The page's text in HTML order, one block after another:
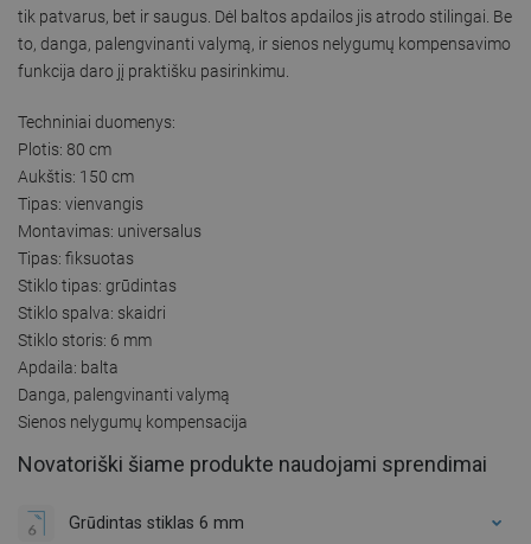
tik patvarus, bet ir saugus. Dėl baltos apdailos jis atrodo stilingai. Be
to, danga, palengvinanti valymą, ir sienos nelygumų kompensavimo
funkcija daro jį praktišku pasirinkimu.
Techniniai duomenys:
Plotis: 80 cm
Aukštis: 150 cm
Tipas: vienvangis
Montavimas: universalus
Tipas: fiksuotas
Stiklo tipas: grūdintas
Stiklo spalva: skaidri
Stiklo storis: 6 mm
Apdaila: balta
Danga, palengvinanti valymą
Sienos nelygumų kompensacija
Novatoriški šiame produkte naudojami sprendimai
Grūdintas stiklas 6 mm